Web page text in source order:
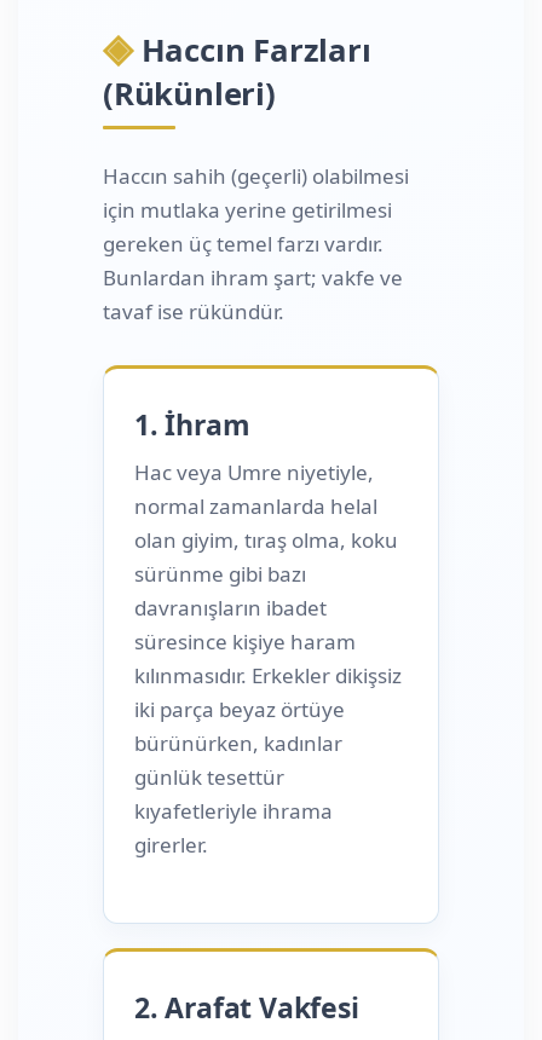
◈Haccın Farzları
(Rükünleri)
Haccın sahih (geçerli) olabilmesi
için mutlaka yerine getirilmesi
gereken üç temel farzı vardır.
Bunlardan ihram şart; vakfe ve
tavaf ise rükündür.
1. İhram
Hac veya Umre niyetiyle,
normal zamanlarda helal
olan giyim, tıraş olma, koku
sürünme gibi bazı
davranışların ibadet
süresince kişiye haram
kılınmasıdır. Erkekler dikişsiz
iki parça beyaz örtüye
bürünürken, kadınlar
günlük tesettür
kıyafetleriyle ihrama
girerler.
2. Arafat Vakfesi